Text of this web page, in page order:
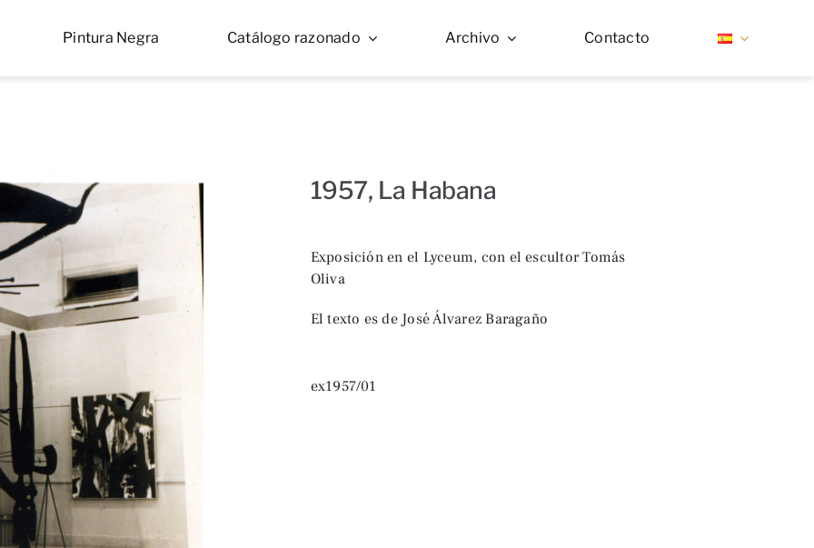
Pintura Negra Catálogo razonado Archivo Contacto
1957, La Habana
Exposición en el Lyceum, con el escultor Tomás
Oliva
El texto es de José Álvarez Baragaño
ex1957/01